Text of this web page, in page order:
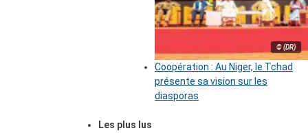
© (DR)
Coopération : Au Niger, le Tchad
présente sa vision sur les
diasporas
Les plus lus